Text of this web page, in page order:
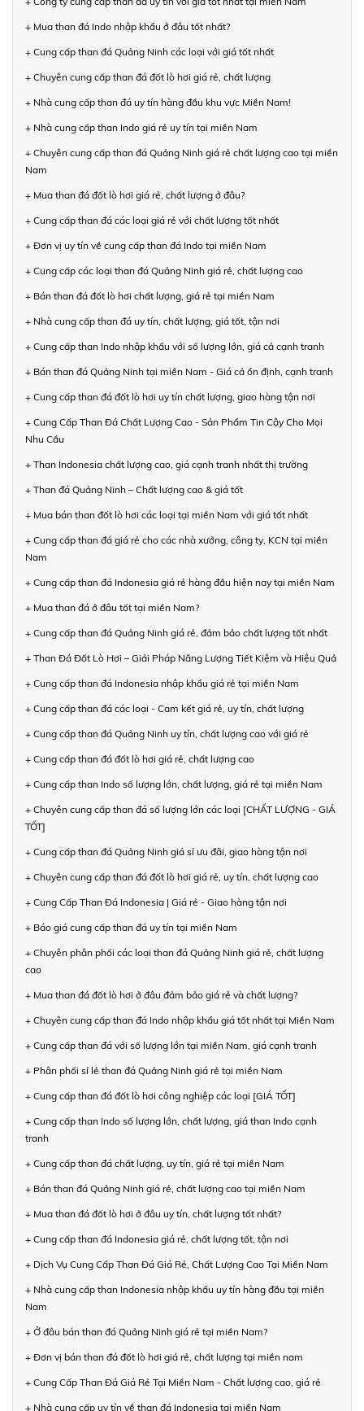
+ Mua than đá Indo nhập khẩu ở đâu tốt nhất?
+ Cung cấp than đá Quảng Ninh các loại với giá tốt nhất
+ Chuyên cung cấp than đá đốt lò hơi giá rẻ, chất lượng
+ Nhà cung cấp than đá uy tín hàng đầu khu vực Miền Nam!
+ Nhà cung cấp than Indo giá rẻ uy tín tại miền Nam
+ Chuyên cung cấp than đá Quảng Ninh giá rẻ chất lượng cao tại miền
Nam
+ Mua than đá đốt lò hơi giá rẻ, chất lượng ở đâu?
+ Cung cấp than đá các loại giá rẻ với chất lượng tốt nhất
+ Đơn vị uy tín về cung cấp than đá Indo tại miền Nam
+ Cung cấp các loại than đá Quảng Ninh giá rẻ, chất lượng cao
+ Bán than đá đốt lò hơi chất lượng, giá rẻ tại miền Nam
+ Nhà cung cấp than đá uy tín, chất lượng, giá tốt, tận nơi
+ Cung cấp than Indo nhập khẩu với số lượng lớn, giá cả cạnh tranh
+ Bán than đá Quảng Ninh tại miền Nam - Giá cả ổn định, cạnh tranh
+ Cung cấp than đá đốt lò hơi uy tín chất lượng, giao hàng tận nơi
+ Cung Cấp Than Đá Chất Lượng Cao - Sản Phẩm Tin Cậy Cho Mọi
Nhu Cầu
+ Than Indonesia chất lượng cao, giá cạnh tranh nhất thị trường
+ Than đá Quảng Ninh – Chất lượng cao & giá tốt
+ Mua bán than đốt lò hơi các loại tại miền Nam với giá tốt nhất
+ Cung cấp than đá giá rẻ cho các nhà xưởng, công ty, KCN tại miền
Nam
+ Cung cấp than đá Indonesia giá rẻ hàng đầu hiện nay tại miền Nam
+ Mua than đá ở đâu tốt tại miền Nam?
+ Cung cấp than đá Quảng Ninh giá rẻ, đảm bảo chất lượng tốt nhất
+ Than Đá Đốt Lò Hơi – Giải Pháp Năng Lượng Tiết Kiệm và Hiệu Quả
+ Cung cấp than đá Indonesia nhập khẩu giá rẻ tại miền Nam
+ Cung cấp than đá các loại - Cam kết giá rẻ, uy tín, chất lượng
+ Cung cấp than đá Quảng Ninh uy tín, chất lượng cao với giá rẻ
+ Cung cấp than đá đốt lò hơi giá rẻ, chất lượng cao
+ Cung cấp than Indo số lượng lớn, chất lượng, giá rẻ tại miền Nam
+ Chuyên cung cấp than đá số lượng lớn các loại [CHẤT LƯỢNG - GIÁ
TỐT]
+ Cung cấp than đá Quảng Ninh giá sỉ ưu đãi, giao hàng tận nơi
+ Chuyên cung cấp than đá đốt lò hơi giá rẻ, uy tín, chất lượng cao
+ Cung Cấp Than Đá Indonesia | Giá rẻ - Giao hàng tận nơi
+ Báo giá cung cấp than đá uy tín tại miền Nam
+ Chuyên phân phối các loại than đá Quảng Ninh giá rẻ, chất lượng
cao
+ Mua than đá đốt lò hơi ở đâu đảm bảo giá rẻ và chất lượng?
+ Chuyên cung cấp than đá Indo nhập khẩu giá tốt nhất tại Miền Nam
+ Cung cấp than đá với số lượng lớn tại miền Nam, giá cạnh tranh
+ Phân phối sỉ lẻ than đá Quảng Ninh giá rẻ tại miền Nam
+ Cung cấp than đá đốt lò hơi công nghiệp các loại [GIÁ TỐT]
+ Cung cấp than Indo số lượng lớn, chất lượng, giá than Indo cạnh
tranh
+ Cung cấp than đá chất lượng, uy tín, giá rẻ tại miền Nam
+ Bán than đá Quảng Ninh giá rẻ, chất lượng cao tại miền Nam
+ Mua than đá đốt lò hơi ở đâu uy tín, chất lượng tốt nhất?
+ Cung cấp than đá Indonesia giá rẻ, chất lượng tốt, tận nơi
+ Dịch Vụ Cung Cấp Than Đá Giá Rẻ, Chất Lượng Cao Tại Miền Nam
+ Nhà cung cấp than Indonesia nhập khẩu uy tín hàng đầu tại miền
Nam
+ Ở đâu bán than đá Quảng Ninh giá rẻ tại miền Nam?
+ Đơn vị bán than đá đốt lò hơi giá rẻ, chất lượng tại miền nam
+ Cung Cấp Than Đá Giá Rẻ Tại Miền Nam - Chất lượng cao, giá rẻ
+ Nhà cung cấp uy tín về than đá Indonesia tại miền Nam